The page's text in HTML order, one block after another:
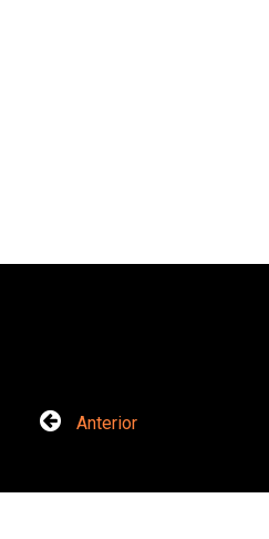
Anterior